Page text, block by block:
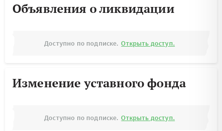
Объявления о ликвидации
Доступно по подписке. Открыть доступ.
Изменение уставного фонда
Доступно по подписке. Открыть доступ.